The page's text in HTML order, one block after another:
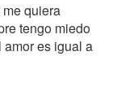
quiera
tengo miedo
amor es igual a